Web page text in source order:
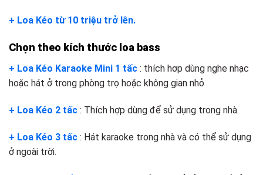
+ Loa Kéo từ 10 triệu trở lên.
Chọn theo kích thước loa bass
+ Loa Kéo Karaoke Mini 1 tấc : thích hơp dùng nghe nhạc
hoặc hát ở trong phòng trọ hoặc không gian nhỏ
+ Loa Kéo 2 tấc : Thích hợp dùng để sử dụng trong nhà.
+ Loa Kéo 3 tấc : Hát karaoke trong nhà và có thể sử dụng
ở ngoài trời.